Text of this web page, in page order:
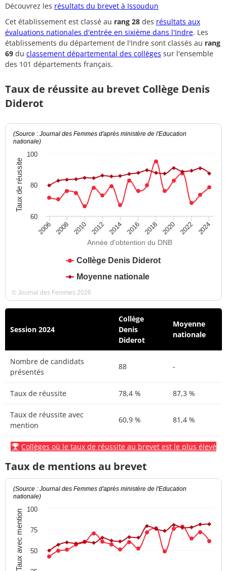
Découvrez les résultats du brevet à Issoudun
Cet établissement est classé au rang 28 des résultats aux
évaluations nationales d'entrée en sixième dans l'Indre. Les
établissements du département de l'Indre sont classés au rang
69 du classement départemental des collèges sur l'ensemble
des 101 départements français.
Taux de réussite au brevet Collège Denis
Diderot
Année d'obtention du DNB
Taux de réussite
(Source : Journal des Femmes d'après ministère de l'Education
nationale)
Collège Denis Diderot
Moyenne nationale
2006 2008 2010 2012 2014 2016 2018 2020 2022 2024
60
80
100
© Journal des Femmes 2026
Session 2024
Collège
Denis
Diderot
Moyenne
nationale
Nombre de candidats
présentés
88 -
Taux de réussite 78,4 % 87,3 %
Taux de réussite avec
mention
60,9 % 81,4 %
Collèges où le taux de réussite au brevet est le plus élevé
Taux de mentions au brevet
Taux avec mention
(Source : Journal des Femmes d'après ministère de l'Education
nationale)
50
75
100